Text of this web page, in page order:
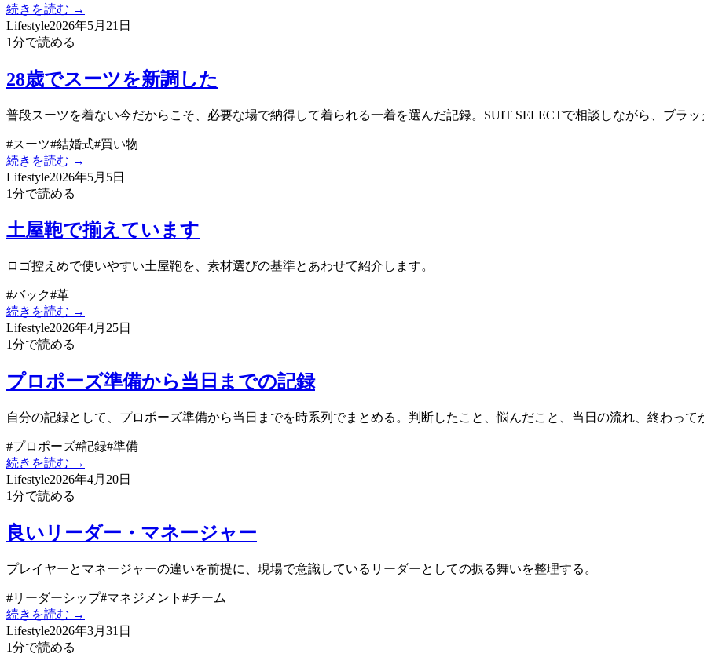
続きを読む →
Lifestyle2026年5月21日
1分で読める
28歳でスーツを新調した
普段スーツを着ない今だからこそ、必要な場で納得して着られる一着を選んだ記録。SUIT SELECTで相談しながら、ブラッ
#スーツ#結婚式#買い物
続きを読む →
Lifestyle2026年5月5日
1分で読める
土屋鞄で揃えています
ロゴ控えめで使いやすい土屋鞄を、素材選びの基準とあわせて紹介します。
#バック#革
続きを読む →
Lifestyle2026年4月25日
1分で読める
プロポーズ準備から当日までの記録
自分の記録として、プロポーズ準備から当日までを時系列でまとめる。判断したこと、悩んだこと、当日の流れ、終わって
#プロポーズ#記録#準備
続きを読む →
Lifestyle2026年4月20日
1分で読める
良いリーダー・マネージャー
プレイヤーとマネージャーの違いを前提に、現場で意識しているリーダーとしての振る舞いを整理する。
#リーダーシップ#マネジメント #チーム
続きを読む →
Lifestyle2026年3月31日
1分で読める